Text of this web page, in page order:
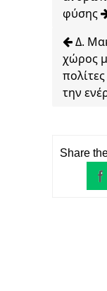
φύσης
Δ.
χώρος
την
Share